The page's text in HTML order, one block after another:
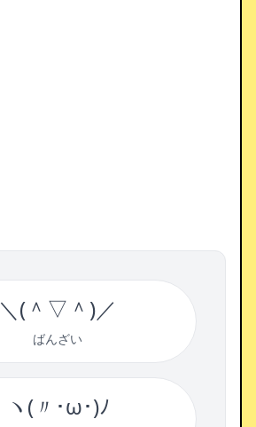
＼(＾▽＾)／
ばんざい
ヽ(〃･ω･)ﾉ